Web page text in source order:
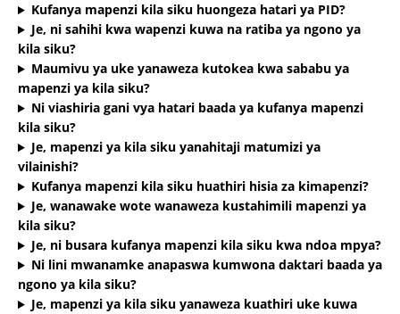
Kufanya mapenzi kila siku huongeza hatari ya PID?
Je, ni sahihi kwa wapenzi kuwa na ratiba ya ngono ya
kila siku?
Maumivu ya uke yanaweza kutokea kwa sababu ya
mapenzi ya kila siku?
Ni viashiria gani vya hatari baada ya kufanya mapenzi
kila siku?
Je, mapenzi ya kila siku yanahitaji matumizi ya
vilainishi?
Kufanya mapenzi kila siku huathiri hisia za kimapenzi?
Je, wanawake wote wanaweza kustahimili mapenzi ya
kila siku?
Je, ni busara kufanya mapenzi kila siku kwa ndoa mpya?
Ni lini mwanamke anapaswa kumwona daktari baada ya
ngono ya kila siku?
Je, mapenzi ya kila siku yanaweza kuathiri uke kuwa